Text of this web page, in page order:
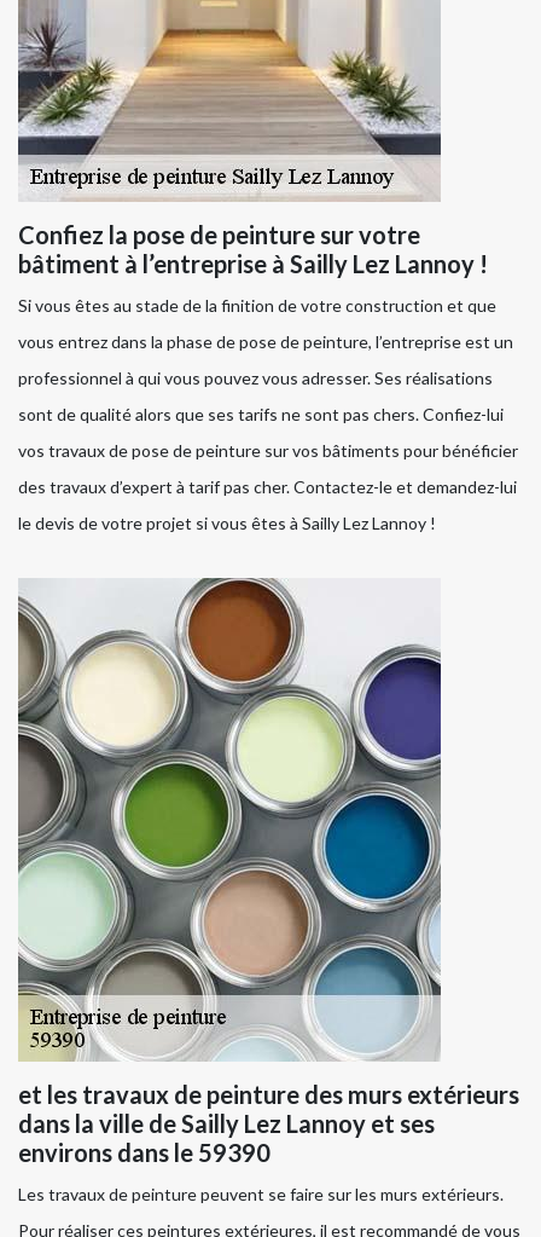
Confiez la pose de peinture sur votre
bâtiment à l’entreprise à Sailly Lez Lannoy !
Si vous êtes au stade de la finition de votre construction et que
vous entrez dans la phase de pose de peinture, l’entreprise est un
professionnel à qui vous pouvez vous adresser. Ses réalisations
sont de qualité alors que ses tarifs ne sont pas chers. Confiez-lui
vos travaux de pose de peinture sur vos bâtiments pour bénéficier
des travaux d’expert à tarif pas cher. Contactez-le et demandez-lui
le devis de votre projet si vous êtes à Sailly Lez Lannoy !
et les travaux de peinture des murs extérieurs
dans la ville de Sailly Lez Lannoy et ses
environs dans le 59390
Les travaux de peinture peuvent se faire sur les murs extérieurs.
Pour réaliser ces peintures extérieures, il est recommandé de vous